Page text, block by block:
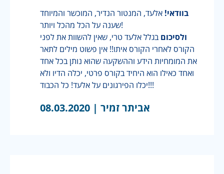
בוודאי! אלעד, המנטור הנדיר, המוכשר והמיוחד
שענה על הכל מהכל ויותר!
ולסיכום בגלל אלעד טרי, שאין להשוות את לפני
הקורס לאחרי הקורס איתו!! אין פשוט מילים לתאר
את המומחיות הידע וההשקעה שהוא נותן בכל אחד
ואחד כאילו הוא היחיד בקורס פרטי, יכלה הדיו ולא
יכלו הפירגונים על אלעד! כל הכבוד!!!
אביתר זמיר | 08.03.2020